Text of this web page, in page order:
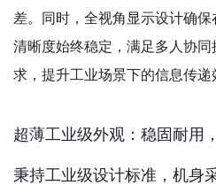
差。同时，全视角显示设计确
清晰度始终稳定，满足多人协
求，提升工业场景下的信息传递
超薄工业级外观：稳固耐用
秉持工业级设计标准，机身